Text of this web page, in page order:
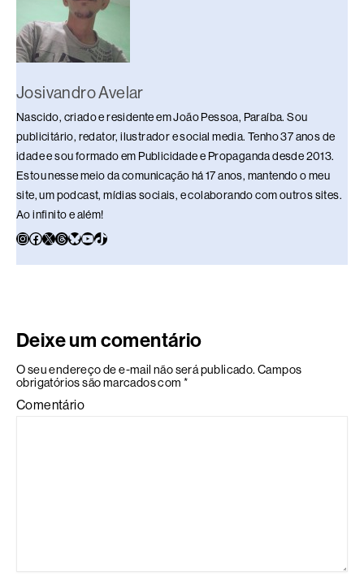
Josivandro Avelar
Nascido, criado e residente em João Pessoa, Paraíba. Sou
publicitário, redator, ilustrador e social media. Tenho 37 anos de
idade e sou formado em Publicidade e Propaganda desde 2013.
Estou nesse meio da comunicação há 17 anos, mantendo o meu
site, um podcast, mídias sociais, e colaborando com outros sites.
Ao infinito e além!
Deixe um comentário
O seu endereço de e-mail não será publicado. Campos
obrigatórios são marcados com *
Comentário